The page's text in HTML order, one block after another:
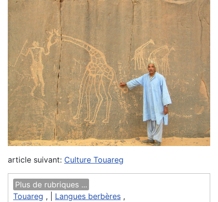
article suivant: Culture Touareg
Plus de rubriques ...
Touareg , | Langues berbères ,